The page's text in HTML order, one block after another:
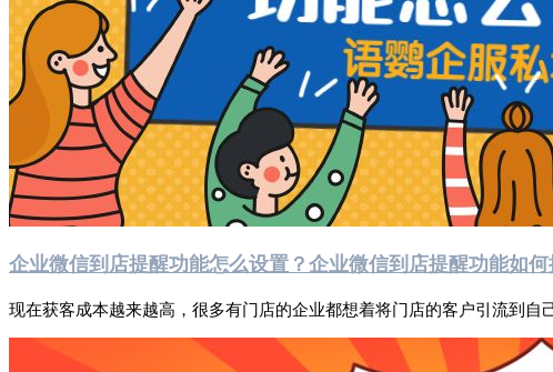
企业微信到店提醒功能怎么设置？企业微信到店提醒功能如
现在获客成本越来越高，很多有门店的企业都想着将门店的客户引流到